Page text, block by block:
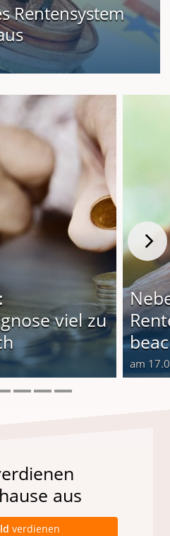
Rentensystem
viel zu
am
aus
verdienen